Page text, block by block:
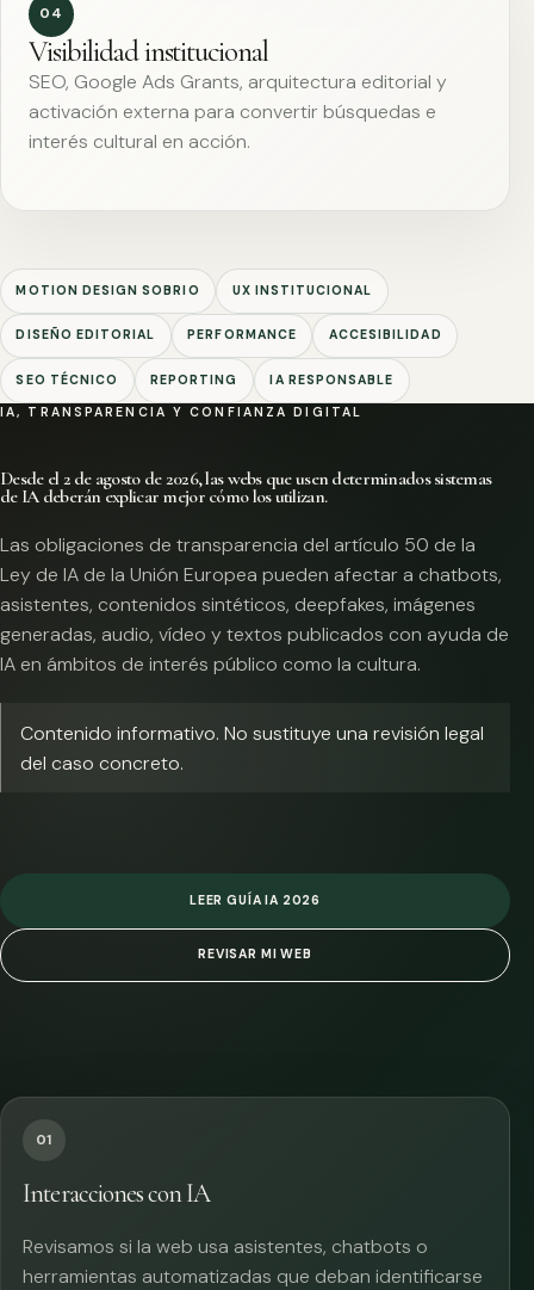
04
Visibilidad institucional
SEO, Google Ads Grants, arquitectura editorial y
activación externa para convertir búsquedas e
interés cultural en acción.
MOTION DESIGN SOBRIO UX INSTITUCIONAL
DISEÑO EDITORIAL PERFORMANCE ACCESIBILIDAD
SEO TÉCNICO REPORTING IA RESPONSABLE
IA, TRANSPARENCIA Y CONFIANZA DIGITAL
Desde el 2 de agosto de 2026, las webs que usen determinados sistemas
de IA deberán explicar mejor cómo los utilizan.
Las obligaciones de transparencia del artículo 50 de la
Ley de IA de la Unión Europea pueden afectar a chatbots,
asistentes, contenidos sintéticos, deepfakes, imágenes
generadas, audio, vídeo y textos publicados con ayuda de
IA en ámbitos de interés público como la cultura.
Contenido informativo. No sustituye una revisión legal
del caso concreto.
LEER GUÍA IA 2026
REVISAR MI WEB
01
Interacciones con IA
Revisamos si la web usa asistentes, chatbots o
herramientas automatizadas que deban identificarse